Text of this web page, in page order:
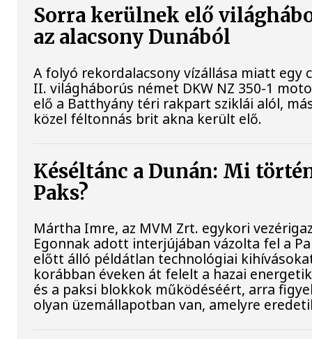
Sorra kerülnek elő
az alacsony Dunából
A folyó rekordalacsony vízállása miatt egy
II. világháborús német DKW NZ 350-1
elő a Batthyány téri rakpart sziklái alól,
közel féltonnás brit akna került elő.
Késéltánc a Dunán: Mi
Paks?
Mártha Imre, az MVM Zrt. egykori
Egonnak adott interjújában vázolta fel a
előtt álló példátlan technológiai
korábban éveken át felelt a hazai
és a paksi blokkok működéséért, arra
olyan üzemállapotban van, amelyre